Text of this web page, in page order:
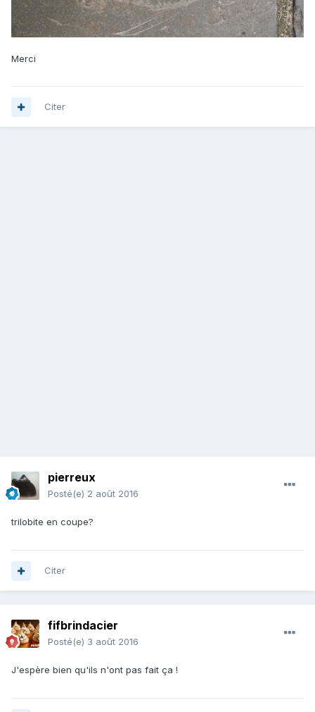
Merci
Citer
pierreux
Posté(e) 2 août 2016
trilobite en coupe?
Citer
fifbrindacier
Posté(e) 3 août 2016
J'espère bien qu'ils n'ont pas fait ça !